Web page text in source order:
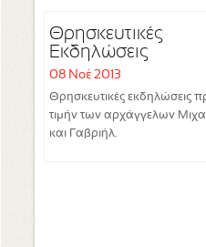
Θρησκευτικές
Εκδηλώσεις
08 Νοέ 2013
Θρησκευτικές εκδηλώσεις
τιμήν των αρχάγγελων
και Γαβριήλ.